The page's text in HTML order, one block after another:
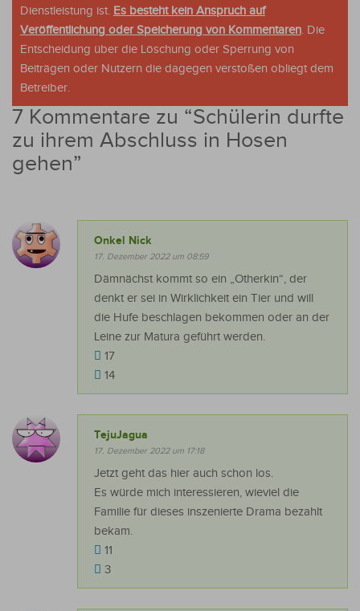
Dienstleistung ist. Es besteht kein Anspruch auf
Veröffentlichung oder Speicherung von Kommentaren. Die
Entscheidung über die Löschung oder Sperrung von
Beiträgen oder Nutzern die dagegen verstoßen obliegt dem
Betreiber.
7 Kommentare zu “Schülerin durfte
zu ihrem Abschluss in Hosen
gehen”
Onkel Nick
17. Dezember 2022 um 08:59
Dämnächst kommt so ein „Otherkin“, der
denkt er sei in Wirklichkeit ein Tier und will
die Hufe beschlagen bekommen oder an der
Leine zur Matura geführt werden.
17
14
TejuJagua
17. Dezember 2022 um 17:18
Jetzt geht das hier auch schon los.
Es würde mich interessieren, wieviel die
Familie für dieses inszenierte Drama bezahlt
bekam.
11
3